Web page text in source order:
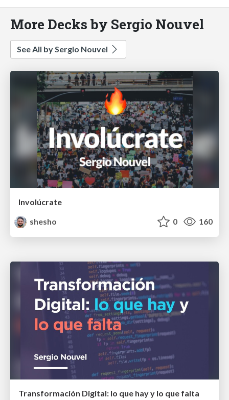
More Decks by Sergio Nouvel
See All by Sergio Nouvel
Involúcrate
shesho
0 160
Transformación Digital: lo que hay y lo que falta